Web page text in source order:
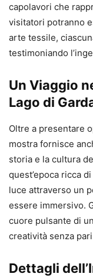
capolavori che
visitatori potranno
arte tessile,
testimoniando
Un Viaggio
Lago di
Oltre a presentare
mostra fornisce
storia e la cultura
quest’epoca ricca
luce attraverso un
essere immersivo.
cuore pulsante di
creatività senza
Dettagli